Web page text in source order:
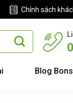
Chính sách
Blog